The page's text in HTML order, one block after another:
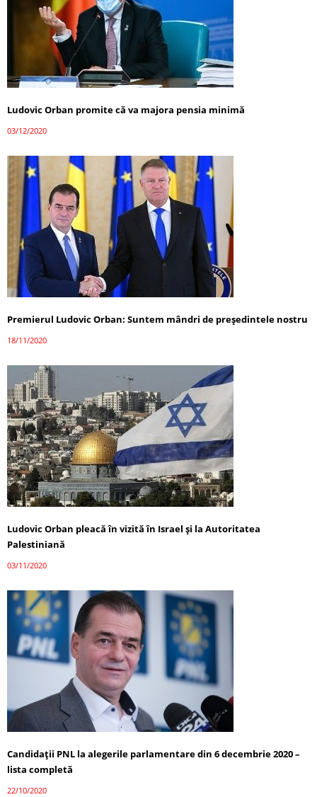
Ludovic Orban promite că va majora pensia minimă
03/12/2020
Premierul Ludovic Orban: Suntem mândri de președintele nostru
18/11/2020
Ludovic Orban pleacă în vizită în Israel și la Autoritatea
Palestiniană
03/11/2020
Candidații PNL la alegerile parlamentare din 6 decembrie 2020 –
lista completă
22/10/2020